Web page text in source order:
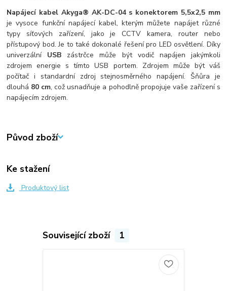
Napájecí kabel Akyga® AK-DC-04 s konektorem 5,5x2,5 mm
je vysoce funkční napájecí kabel, kterým můžete napájet různé
typy síťových zařízení, jako je CCTV kamera, router nebo
přístupový bod. Je to také dokonalé řešení pro LED osvětlení. Díky
univerzální USB zástrčce může být vodič napájen jakýmkoli
zdrojem energie s tímto USB portem. Zdrojem může být váš
počítač i standardní zdroj stejnosměrného napájení. Šňůra je
dlouhá 80 cm, což usnadňuje a pohodlně propojuje vaše zařízení s
napájecím zdrojem.
Původ zboží
Ke stažení
Produktový list
Související zboží 1